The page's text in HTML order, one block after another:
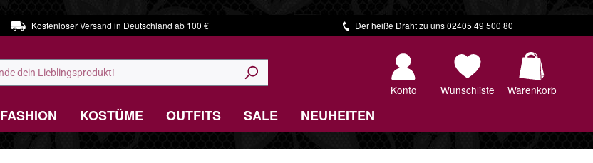
Kostenloser Versand in Deutschland ab 100 € Der heiße Draht zu uns 02405 49 500 80
FASHION KOSTÜME OUTFITS SALE NEUHEITEN
Wunschliste
Konto Warenkorb